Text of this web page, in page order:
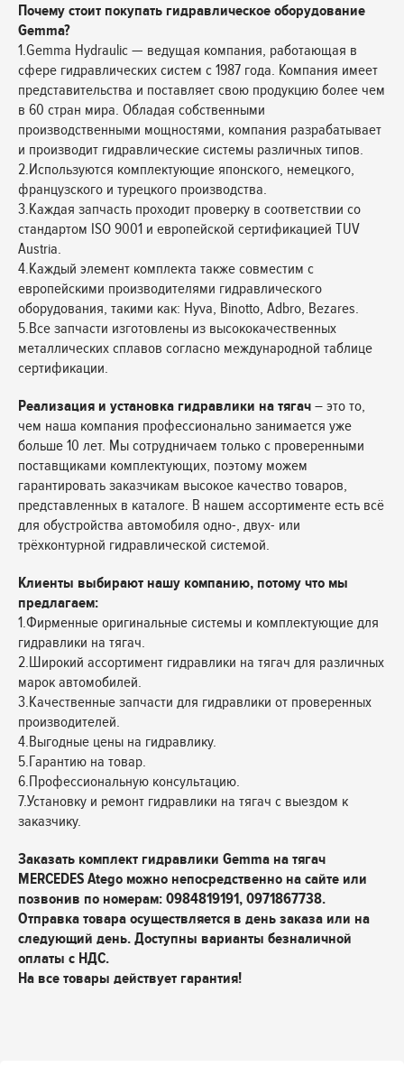
Почему стоит покупать гидравлическое оборудование
Gemma?
1.Gemma Hydraulic — ведущая компания, работающая в
сфере гидравлических систем с 1987 года. Компания имеет
представительства и поставляет свою продукцию более чем
в 60 стран мира. Обладая собственными
производственными мощностями, компания разрабатывает
и производит гидравлические системы различных типов.
2.Используются комплектующие японского, немецкого,
французского и турецкого производства.
3.Каждая запчасть проходит проверку в соответствии со
стандартом ISO 9001 и европейской сертификацией TUV
Austria.
4.Каждый элемент комплекта также совместим с
европейскими производителями гидравлического
оборудования, такими как: Hyva, Binotto, Adbro, Bezares.
5.Все запчасти изготовлены из высококачественных
металлических сплавов согласно международной таблице
сертификации.
Реализация и установка гидравлики на тягач – это то,
чем наша компания профессионально занимается уже
больше 10 лет. Мы сотрудничаем только с проверенными
поставщиками комплектующих, поэтому можем
гарантировать заказчикам высокое качество товаров,
представленных в каталоге. В нашем ассортименте есть всё
для обустройства автомобиля одно-, двух- или
трёхконтурной гидравлической системой.
Клиенты выбирают нашу компанию, потому что мы
предлагаем:
1.Фирменные оригинальные системы и комплектующие для
гидравлики на тягач.
2.Широкий ассортимент гидравлики на тягач для различных
марок автомобилей.
3.Качественные запчасти для гидравлики от проверенных
производителей.
4.Выгодные цены на гидравлику.
5.Гарантию на товар.
6.Профессиональную консультацию.
7.Установку и ремонт гидравлики на тягач с выездом к
заказчику.
Заказать комплект гидравлики Gemma на тягач
MERCEDES Atego можно непосредственно на сайте или
позвонив по номерам: 0984819191, 0971867738.
Отправка товара осуществляется в день заказа или на
следующий день. Доступны варианты безналичной
оплаты с НДС.
На все товары действует гарантия!